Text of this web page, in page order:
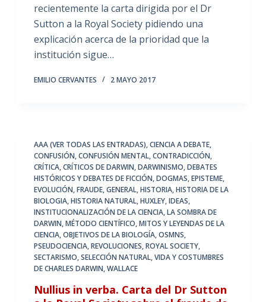
recientemente la carta dirigida por el Dr
Sutton a la Royal Society pidiendo una
explicación acerca de la prioridad que la
institución sigue…
EMILIO CERVANTES 2 MAYO 2017
AAA (VER TODAS LAS ENTRADAS),CIENCIA A DEBATE,
CONFUSIÓN,CONFUSIÓN MENTAL,CONTRADICCIÓN,
CRÍTICA,CRÍTICOS DE DARWIN,DARWINISMO,DEBATES
HISTÓRICOS Y DEBATES DE FICCIÓN,DOGMAS,EPISTEME,
EVOLUCIÓN,FRAUDE,GENERAL,HISTORIA,HISTORIA DE LA
BIOLOGIA,HISTORIA NATURAL,HUXLEY,IDEAS,
INSTITUCIONALIZACIÓN DE LA CIENCIA,LA SOMBRA DE
DARWIN,MÉTODO CIENTÍFICO,MITOS Y LEYENDAS DE LA
CIENCIA,OBJETIVOS DE LA BIOLOGÍA,OSMNS,
PSEUDOCIENCIA,REVOLUCIONES,ROYAL SOCIETY,
SECTARISMO,SELECCIÓN NATURAL,VIDA Y COSTUMBRES
DE CHARLES DARWIN,WALLACE
Nullius in verba. Carta del Dr Sutton